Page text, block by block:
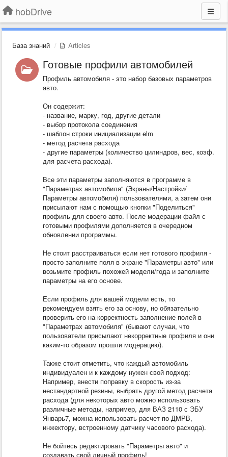
hobDrive
База знаний Articles
Готовые профили автомобилей
Профиль автомобиля - это набор базовых параметров
авто.
Он содержит:
- название, марку, год, другие детали
- выбор протокола соединения
- шаблон строки инициализации elm
- метод расчета расхода
- другие параметры (количество цилиндров, вес, коэф.
для расчета расхода).
Все эти параметры заполняются в программе в
"Параметрах автомобиля" (Экраны/Настройки/
Параметры автомобиля) пользователями, а затем они
присылают нам с помощью кнопки "Поделиться"
профиль для своего авто. После модерации файл с
готовыми профилями дополняется в очередном
обновлении программы.
Не стоит расстраиваться если нет готового профиля -
просто заполните поля в экране "Параметры авто" или
возьмите профиль похожей модели/года и заполните
параметры на его основе.
Если профиль для вашей модели есть, то
рекомендуем взять его за основу, но обязательно
проверить его на корректность заполнение полей в
"Параметрах автомобиля" (бывают случаи, что
пользователи присылают некорректные профиля и они
каким-то образом прошли модерацию).
Также стоит отметить, что каждый автомобиль
индивидуален и к каждому нужен свой подход:
Например, внести поправку в скорость из-за
нестандартной резины, выбрать другой метод расчета
расхода (для некоторых авто можно использовать
различные методы, например, для ВАЗ 2110 с ЭБУ
Январь7, можна использовать расчет по ДМРВ,
инжектору, встроенному датчику часового расхода).
Не бойтесь редактировать "Параметры авто" и
создавать свой личный профиль!